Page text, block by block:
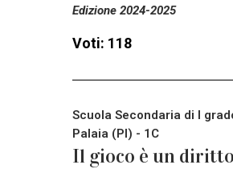
Edizione 2024-2025
Voti: 118
Scuola Secondaria di I
Palaia (PI) - 1C
Il gioco è un